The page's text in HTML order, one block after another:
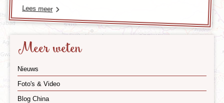
Lees meer
Meer weten
Nieuws
Foto's & Video
Blog China